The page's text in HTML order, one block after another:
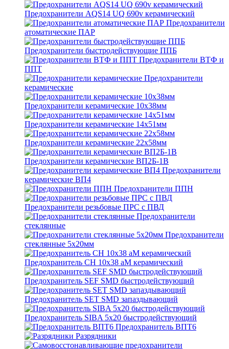
Предохранители AQS14 UQ 690v керамический
Предохранители
атоматические ПАР
Предохранители быстродействующие ППБ
Предохранители ВТФ и
ППТ
Предохранители
керамические
Предохранители керамические 10х38мм
Предохранители керамические 14х51мм
Предохранители керамические 22х58мм
Предохранители керамические ВП2Б-1В
Предохранители
керамические ВП4
Предохранители ППН
Предохранители резьбовые ПРС с ПВД
Предохранители
стеклянные
Предохранители
стеклянные 5х20мм
Предохранитель CH 10x38 aM керамический
Предохранитель SEF SMD быстродействующий
Предохранитель SET SMD запаздывающий
Предохранитель SIBA 5x20 быстродействующий
Предохранитель ВПТ6
Разрядники